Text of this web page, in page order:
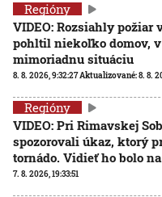
Regióny
VIDEO: Rozsiahly požiar
pohltil niekoľko domov,
mimoriadnu situáciu
8. 8. 2026, 9:32:27Aktualizované:8. 8.
Regióny
VIDEO: Pri Rimavskej
spozorovali úkaz, ktorý
tornádo. Vidieť ho bolo
7. 8. 2026, 19:33:51